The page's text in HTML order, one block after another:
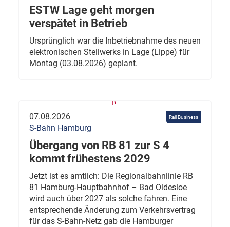
ESTW Lage geht morgen
verspätet in Betrieb
Ursprünglich war die Inbetriebnahme des neuen
elektronischen Stellwerks in Lage (Lippe) für
Montag (03.08.2026) geplant.
Rail Business
07.08.2026
S-Bahn Hamburg
Übergang von RB 81 zur S 4
kommt frühestens 2029
Jetzt ist es amtlich: Die Regionalbahnlinie RB
81 Hamburg-Hauptbahnhof – Bad Oldesloe
wird auch über 2027 als solche fahren. Eine
entsprechende Änderung zum Verkehrsvertrag
für das S-Bahn-Netz gab die Hamburger